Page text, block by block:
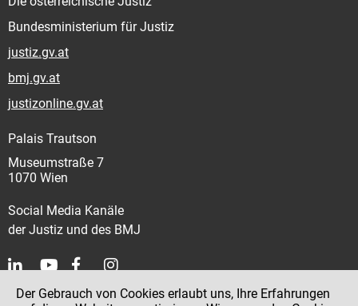
Bundesministerium für Justiz
justiz.gv.at
bmj.gv.at
justizonline.gv.at
Palais Trautson
Museumstraße 7
1070 Wien
Social Media Kanäle
der Justiz und des BMJ
Kontakt
Der Gebrauch von Cookies erlaubt uns, Ihre Erfahrungen